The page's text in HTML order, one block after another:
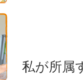
私が所属